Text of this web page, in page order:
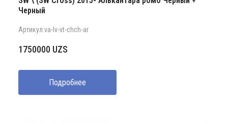
Черный
Артикул:va-lv-vt-chch-ar
1750000 UZS
Подробнее